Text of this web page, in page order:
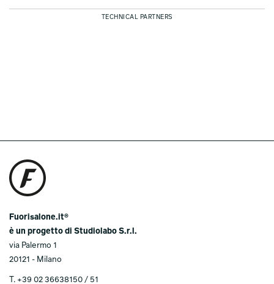
TECHNICAL PARTNERS
Fuorisalone.it®
è un progetto di Studiolabo S.r.l.
via Palermo 1
20121 - Milano
T. +39 02 36638150 / 51